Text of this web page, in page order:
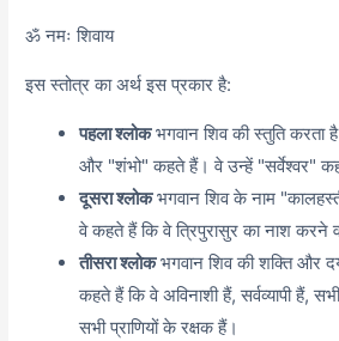
ॐ नमः शिवाय
इस स्तोत्र का अर्थ इस प्रकार है:
पहला श्लोकभगवान शिव की स्तुति करता
और "शंभो" कहते हैं। वे उन्हें "सर्वेश्वर"
दूसरा श्लोकभगवान शिव के नाम
वे कहते हैं कि वे त्रिपुरासुर का नाश करने
तीसरा श्लोकभगवान शिव की शक्ति और
कहते हैं कि वे अविनाशी हैं, सर्वव्यापी हैं,
सभी प्राणियों के रक्षक हैं।